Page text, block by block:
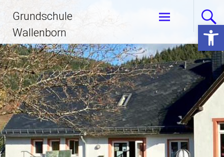
Inhalt
springen
Grundschule
Wallenborn